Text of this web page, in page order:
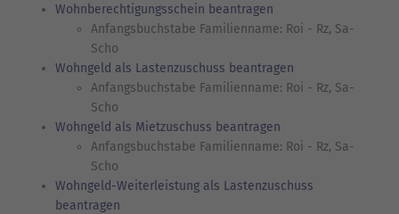
Wohnberechtigungsschein beantragen
Anfangsbuchstabe Familienname: Roi - Rz, Sa-
Scho
Wohngeld als Lastenzuschuss beantragen
Anfangsbuchstabe Familienname: Roi - Rz, Sa-
Scho
Wohngeld als Mietzuschuss beantragen
Anfangsbuchstabe Familienname: Roi - Rz, Sa-
Scho
Wohngeld-Weiterleistung als Lastenzuschuss
beantragen